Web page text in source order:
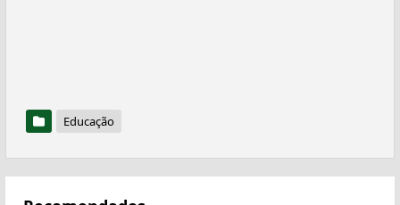
Educação